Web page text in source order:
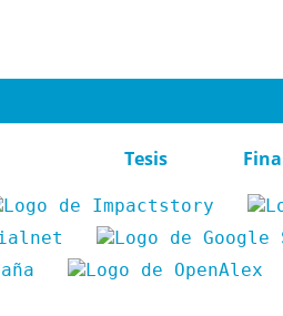
Tesis